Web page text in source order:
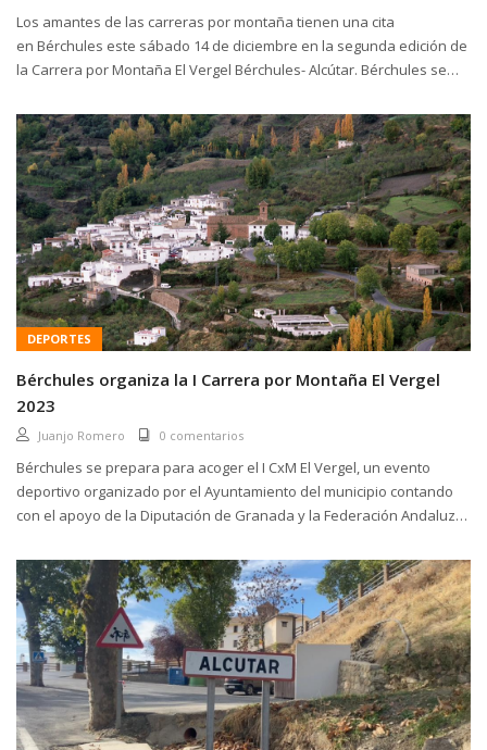
Los amantes de las carreras por montaña tienen una cita
en Bérchules este sábado 14 de diciembre en la segunda edición de
la Carrera por Montaña El Vergel Bérchules- Alcútar. Bérchules se
deportivo organizado por el Ayuntamiento con el apoyo de la
Diputación de Granada...
DEPORTES
Bérchules organiza la I Carrera por Montaña El Vergel
2023
Juanjo Romero 0 comentarios
Bérchules se prepara para acoger el I CxM El Vergel, un evento
deportivo organizado por el Ayuntamiento del municipio contando
con el apoyo de la Diputación de Granada y la Federación Andaluza